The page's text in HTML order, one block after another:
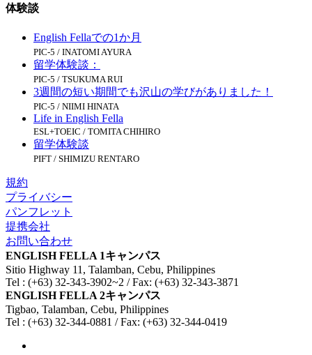
体験談
English Fellaでの1か月
PIC-5 / INATOMI AYURA
留学体験談：
PIC-5 / TSUKUMA RUI
3週間の短い期間でも沢山の学びがありました！
PIC-5 / NIIMI HINATA
Life in English Fella
ESL+TOEIC / TOMITA CHIHIRO
留学体験談
PIFT / SHIMIZU RENTARO
規約
プライバシー
パンフレット
提携会社
お問い合わせ
ENGLISH FELLA 1キャンパス
Sitio Highway 11, Talamban, Cebu, Philippines
Tel : (+63) 32-343-3902~2 / Fax: (+63) 32-343-3871
ENGLISH FELLA 2キャンパス
Tigbao, Talamban, Cebu, Philippines
Tel : (+63) 32-344-0881 / Fax: (+63) 32-344-0419